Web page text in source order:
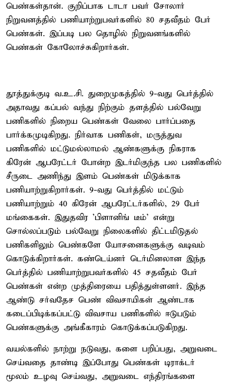
பெண்கள்தான். குறிப்பாக டாடா பவர் சோலார்
நிறுவனத்தில் பணியாற்றுபவர்களில் 80 சதவீதம் பேர்
பெண்கள். இப்படி பல தொழில் நிறுவனங்களில்
பெண்கள் கோலோச்சுகிறார்கள்.
தூத்துக்குடி வ.உ.சி. துறைமுகத்தில் 9-வது பெர்த்தில்
அதாவது கப்பல் வந்து நிற்கும் தளத்தில் பல்வேறு
பணிகளில் நிறைய பெண்கள் வேலை பார்ப்பதை
பார்க்கமுடிகிறது. நிர்வாக பணிகள், மருத்துவ
பணிகளில் மட்டுமல்லாமல் ஆண்களுக்கு நிகராக
கிரேன் ஆபரேட்டர் போன்ற இடர்மிகுந்த பல பணிகளில்
சீருடை அணிந்து இளம் பெண்கள் மிடுக்காக
பணியாற்றுகிறார்கள். 9-வது பெர்த்தில் மட்டும்
பணியாற்றும் 40 கிரேன் ஆபரேட்டர்களில், 29 பேர்
மங்கைகள். இதுதவிர 'பிளானிங் டீம்' என்று
சொல்லப்படும் பல்வேறு நிலைகளில் திட்டமிடுதல்
பணிகளிலும் பெண்களே யோசனைகளுக்கு வடிவம்
கொடுக்கிறார்கள். கண்டெய்னர் டெர்மினலான இந்த
பெர்த்தில் பணியாற்றுபவர்களில் 45 சதவீதம் பேர்
பெண்கள் என்ற முத்திரையை பதித்துள்ளனர். இந்த
ஆண்டு சர்வதேச பெண் விவசாயிகள் ஆண்டாக
கடைப்பிடிக்கப்பட்டு விவசாய பணிகளில் ஈடுபடும்
பெண்களுக்கு அங்கீகாரம் கொடுக்கப்படுகிறது.
வயல்களில் நாற்று நடுவது, களை பறிப்பது, அறுவடை
செய்வதை தாண்டி இப்போது பெண்கள் டிராக்டர்
மூலம் உழவு செய்வது, அறுவடை எந்திரங்களை